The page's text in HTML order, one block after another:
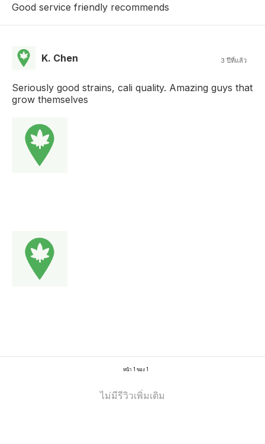
Good service friendly recommends
K. Chen 3 ปีที่แล้ว
Seriously good strains, cali quality. Amazing guys that
grow themselves
หน้า 1 ของ 1
ไม่มีรีวิวเพิ่มเติม